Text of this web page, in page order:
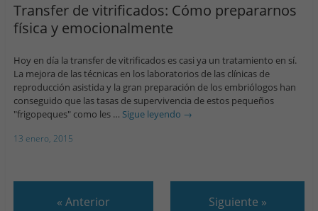
Transfer de vitrificados: Cómo prepararnos
física y emocionalmente
Hoy en día la transfer de vitrificados es casi ya un tratamiento en sí.
La mejora de las técnicas en los laboratorios de las clínicas de
reproducción asistida y la gran preparación de los embriólogos han
conseguido que las tasas de supervivencia de estos pequeños
"frigopeques" como les … Sigue leyendo →
13 enero, 2015
« Anterior Siguiente »